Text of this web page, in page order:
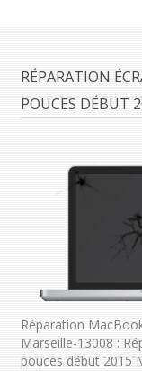
RÉPARATION
POUCES DÉBUT
Réparation
Marseille-13008 :
pouces début 2015